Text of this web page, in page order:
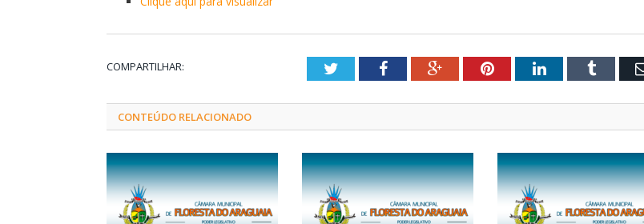
COMPARTILHAR: TwitterFacebookGoogle+PinterestLinkedInTumblr
CONTEÚDO RELACIONADO